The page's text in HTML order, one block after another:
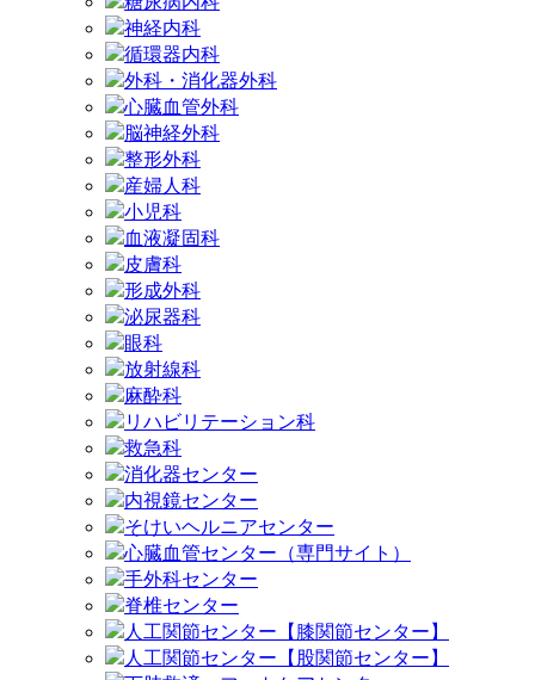
神経内科
循環器内科
外科・消化器外科
心臓血管外科
脳神経外科
整形外科
産婦人科
小児科
血液凝固科
皮膚科
形成外科
泌尿器科
眼科
放射線科
麻酔科
リハビリテーション科
救急科
消化器センター
内視鏡センター
そけいヘルニアセンター
心臓血管センター（専門サイト）
手外科センター
脊椎センター
人工関節センター【膝関節センター】
人工関節センター【股関節センター】